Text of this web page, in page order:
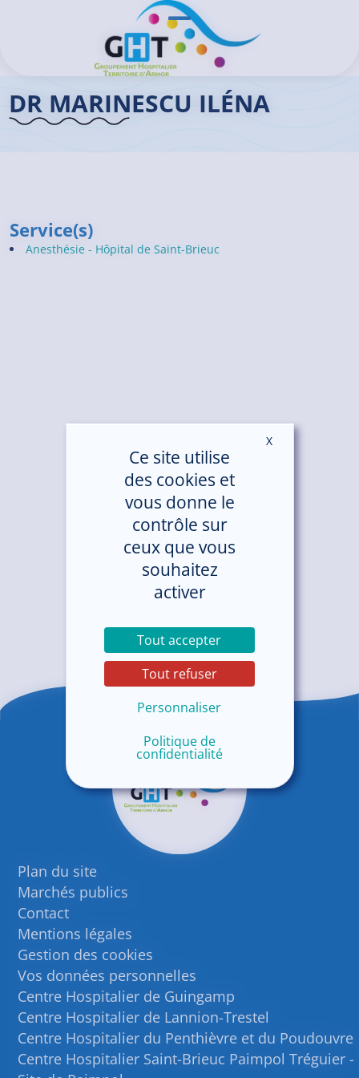
Ouvrir/Fermer le menu
>Dr MARINESCU Iléna
DR MARINESCU ILÉNA
Service(s)
Anesthésie - Hôpital de Saint-Brieuc
Plan du site
Marchés publics
Contact
Mentions légales
Gestion des cookies
Vos données personnelles
Centre Hospitalier de Guingamp
Centre Hospitalier de Lannion-Trestel
Centre Hospitalier du Penthièvre et du Poudouvre
Centre Hospitalier Saint-Brieuc Paimpol Tréguier -
Panneau de gestion des cookies
Ce site utilise
des cookies et
vous donne le
contrôle sur
ceux que vous
souhaitez
activer
Tout accepter
Tout refuser
Personnaliser
Politique de
confidentialité
XMasquer le